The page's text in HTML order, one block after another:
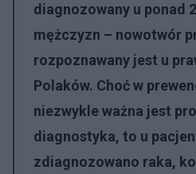
diagnozowany u ponad
mężczyzn – nowotwór
rozpoznawany jest u
Polaków. Choć w
niezwykle ważna jest
diagnostyka, to u
zdiagnozowano raka,